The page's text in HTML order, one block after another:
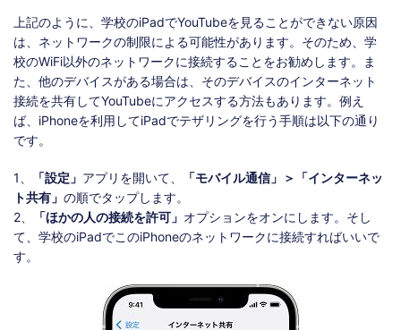
上記のように、学校のiPadでYouTubeを見ることができない原因
は、ネットワークの制限による可能性があります。そのため、学
校のWiFi以外のネットワークに接続することをお勧めします。ま
た、他のデバイスがある場合は、そのデバイスのインターネット
接続を共有してYouTubeにアクセスする方法もあります。例え
ば、iPhoneを利用してiPadでテザリングを行う手順は以下の通り
です。
1、 「設定」 アプリを開いて、
「モバイル通信」＞「インターネッ
ト共有」 の順でタップします。
2、
「ほかの人の接続を許可」 オプションをオンにします。そし
て、学校のiPadでこのiPhoneのネットワークに接続すればいいで
す。